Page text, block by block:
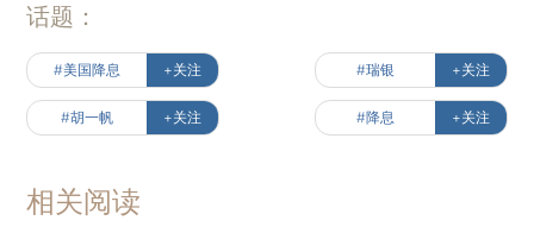
话题：
#美国降息 +关注 #瑞银 +关注
#胡一帆 +关注 #降息 +关注
相关阅读